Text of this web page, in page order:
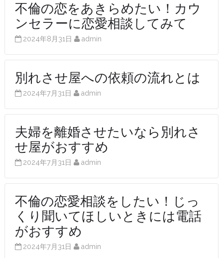
不倫の恋をあきらめたい！カウ
ンセラーに恋愛相談してみて
2024年8月31日 admin
別れさせ屋への依頼の流れとは
2024年7月31日 admin
夫婦を離婚させたいなら別れさ
せ屋がおすすめ
2024年7月31日 admin
不倫の恋愛相談をしたい！じっ
くり聞いてほしいときには電話
がおすすめ
2024年7月31日 admin